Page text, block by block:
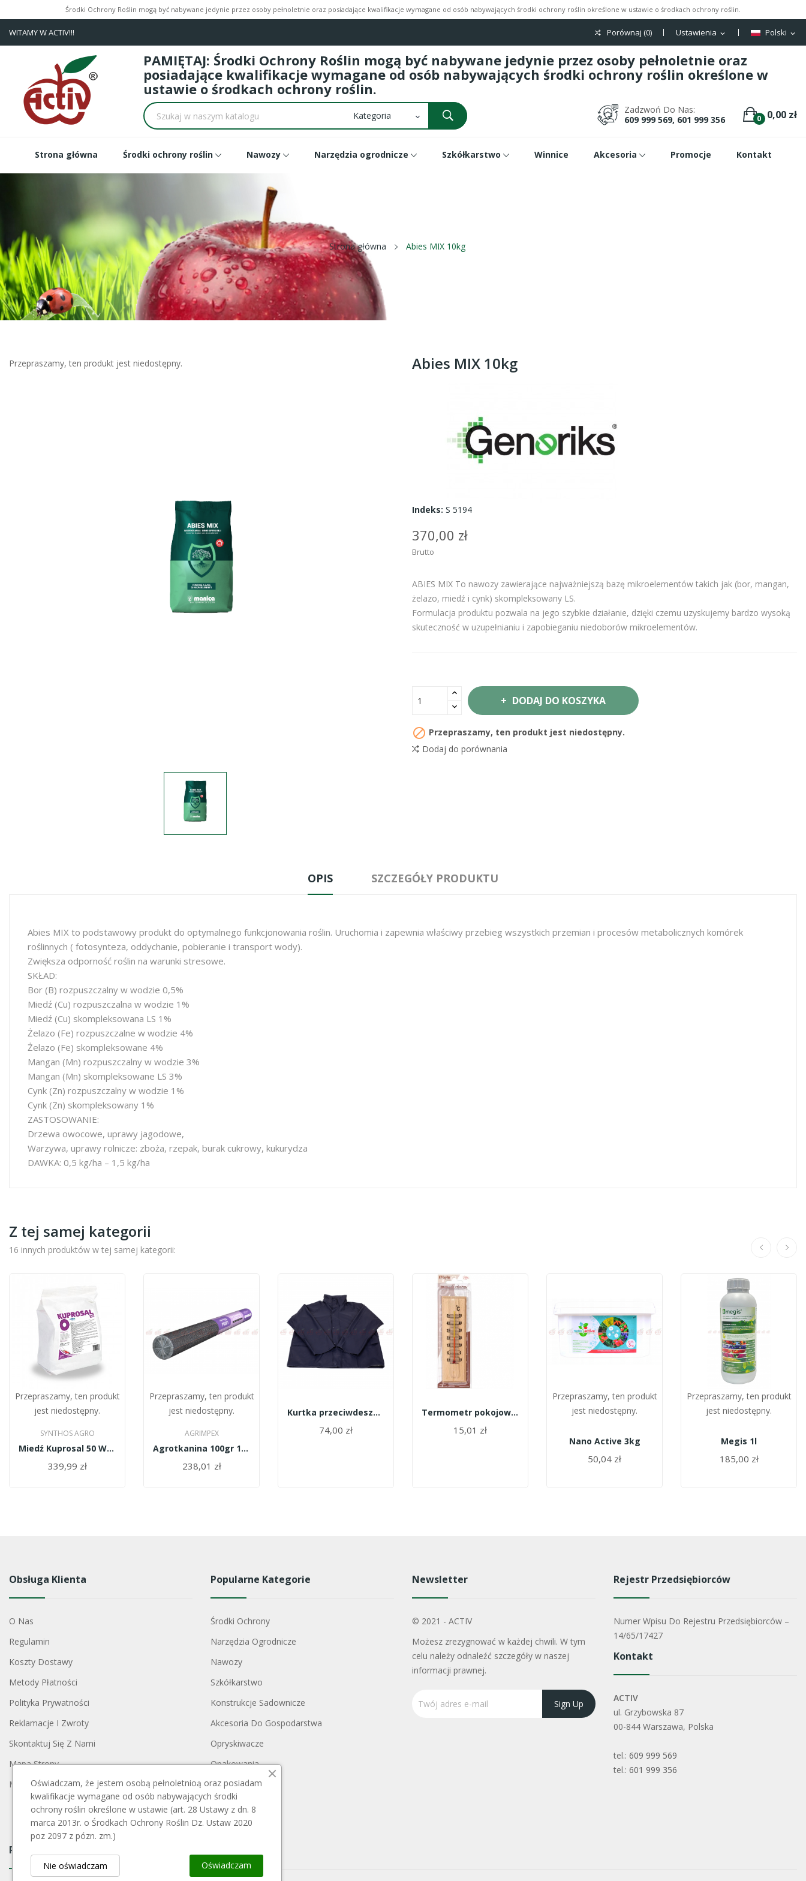
Środki Ochrony Roślin mogą być nabywane jedynie przez osoby pełnoletnie oraz posiadające kwalifikacje wymagane od osób nabywających środki ochrony roślin określone w ustawie o środkach ochrony roślin.
Polski expand_more
Ustawienia expand_more
Porównaj (0)
WITAMY W ACTIV!!!
PAMIĘTAJ: Środki Ochrony Roślin mogą być nabywane jedynie przez osoby pełnoletnie oraz
posiadające kwalifikacje wymagane od osób nabywających środki ochrony roślin określone w
ustawie o środkach ochrony roślin.
0 0,00 zł
Zadzwoń Do Nas:
609 999 569, 601 999 356
Strona główna Środki ochrony roślin Nawozy Narzędzia ogrodnicze Szkółkarstwo Winnice Akcesoria Promocje Kontakt
Strona główna Abies MIX 10kg
Przepraszamy, ten produkt jest niedostępny. Abies MIX 10kg
Indeks: S 5194
370,00 zł
Brutto
ABIES MIX To nawozy zawierające najważniejszą bazę mikroelementów takich jak (bor, mangan,
żelazo, miedź i cynk) skompleksowany LS.
Formulacja produktu pozwala na jego szybkie działanie, dzięki czemu uzyskujemy bardzo wysoką
skuteczność w uzupełnianiu i zapobieganiu niedoborów mikroelementów.
DODAJ DO KOSZYKA
 Przepraszamy, ten produkt jest niedostępny.
Dodaj do porównania
OPIS SZCZEGÓŁY PRODUKTU
Abies MIX to podstawowy produkt do optymalnego funkcjonowania roślin. Uruchomia i zapewnia właściwy przebieg wszystkich przemian i procesów metabolicznych komórek
roślinnych ( fotosynteza, oddychanie, pobieranie i transport wody).
Zwiększa odporność roślin na warunki stresowe.
SKŁAD:
Bor (B) rozpuszczalny w wodzie 0,5%
Miedź (Cu) rozpuszczalna w wodzie 1%
Miedź (Cu) skompleksowana LS 1%
Żelazo (Fe) rozpuszczalne w wodzie 4%
Żelazo (Fe) skompleksowane 4%
Mangan (Mn) rozpuszczalny w wodzie 3%
Mangan (Mn) skompleksowane LS 3%
Cynk (Zn) rozpuszczalny w wodzie 1%
Cynk (Zn) skompleksowany 1%
ZASTOSOWANIE:
Drzewa owocowe, uprawy jagodowe,
Warzywa, uprawy rolnicze: zboża, rzepak, burak cukrowy, kukurydza
DAWKA: 0,5 kg/ha – 1,5 kg/ha
Z tej samej kategorii
16 innych produktów w tej samej kategorii:
Przepraszamy, ten produkt
jest niedostępny.
SYNTHOS AGRO
Miedź Kuprosal 50 WP 10kg
339,99 zł
Przepraszamy, ten produkt
jest niedostępny.
AGRIMPEX
Agrotkanina 100gr 1*100cm/biało-czarna/
238,01 zł
Kurtka przeciwdeszczowa gruba PUERTO roz M
74,00 zł
Termometr pokojowy 228
15,01 zł
Przepraszamy, ten produkt
jest niedostępny.
Nano Active 3kg
50,04 zł
Przepraszamy, ten produkt
jest niedostępny.
Megis 1l
185,00 zł
Obsługa Klienta
O Nas
Regulamin
Koszty Dostawy
Metody Płatności
Polityka Prywatności
Reklamacje I Zwroty
Skontaktuj Się Z Nami
Mapa Strony
Moje Konto
Popularne Kategorie
Środki Ochrony
Narzędzia Ogrodnicze
Nawozy
Szkółkarstwo
Konstrukcje Sadownicze
Akcesoria Do Gospodarstwa
Opryskiwacze
Opakowania
Blog
Newsletter
© 2021 - ACTIV
Możesz zrezygnować w każdej chwili. W tym
celu należy odnaleźć szczegóły w naszej
informacji prawnej.
Rejestr Przedsiębiorców
Numer Wpisu Do Rejestru Przedsiębiorców –
14/65/17427
Kontakt
ACTIV
ul. Grzybowska 87
00-844 Warszawa, Polska
tel.: 609 999 569
tel.: 601 999 356
Payment Block
Oświadczam, że jestem osobą pełnoletnioą oraz posiadam
kwalifikacje wymagane od osób nabywających środki
ochrony roślin określone w ustawie (art. 28 Ustawy z dn. 8
marca 2013r. o Środkach Ochrony Roślin Dz. Ustaw 2020
poz 2097 z pózn. zm.)
Oświadczam
Nie oświadczam